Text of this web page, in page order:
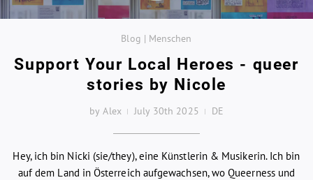
Blog | Menschen
Support Your Local Heroes - queer
stories by Nicole
by Alex July 30th 2025 DE
Hey, ich bin Nicki (sie/they), eine Künstlerin & Musikerin. Ich bin
auf dem Land in Österreich aufgewachsen, wo Queerness und